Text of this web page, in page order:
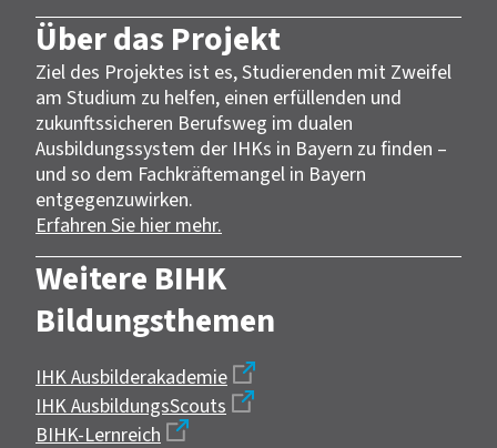
Über das Projekt
Ziel des Projektes ist es, Studierenden mit Zweifel
am Studium zu helfen, einen erfüllenden und
zukunftssicheren Berufsweg im dualen
Ausbildungssystem der IHKs in Bayern zu finden –
und so dem Fachkräftemangel in Bayern
entgegenzuwirken.
Erfahren Sie hier mehr.
Weitere BIHK
Bildungsthemen
IHK Ausbilderakademie
IHK AusbildungsScouts
BIHK-Lernreich